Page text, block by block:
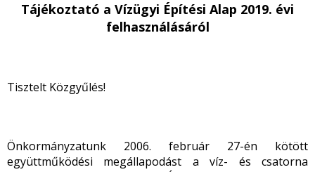
Tájékoztató a Vízügyi Építési Alap 2019. évi
felhasználásáról
Tisztelt Közgyűlés!
Önkormányzatunk 2006. február 27-én kötött
együttműködési megállapodást a víz- és csatorna